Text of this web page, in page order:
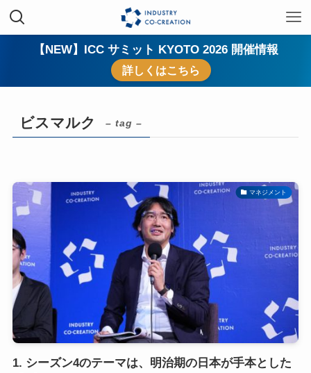
【NEW】ICC サミット KYOTO 2026 開催情報
詳しくはこちら
ビスマルク – tag –
マネジメント
1. シーズン4のテーマは、明治期の日本が手本とした